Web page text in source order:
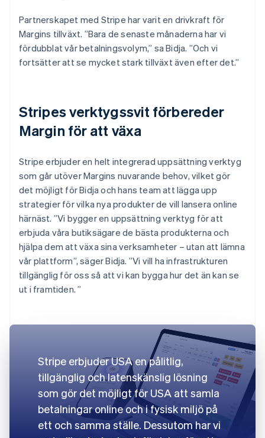
Partnerskapet med Stripe har varit en drivkraft för
Margins tillväxt. ”Bara de senaste månaderna har vi
fördubblat vår betalningsvolym,” sa Bidja. ”Och vi
fortsätter att se mycket stark tillväxt även efter det.”
Stripes verktygssvit förbereder
Margin för att växa
Stripe erbjuder en helt integrerad uppsättning verktyg
som går utöver Margins nuvarande behov, vilket gör
det möjligt för Bidja och hans team att lägga upp
strategier för vilka nya produkter de vill lansera online
härnäst. ”Vi bygger en uppsättning verktyg för att
erbjuda våra butiksägare de bästa produkterna och
hjälpa dem att växa sina verksamheter – utan att lämna
vår plattform”, säger Bidja. ”Vi vill ha infrastrukturen
tillgänglig för oss så att vi kan bygga hur det än kan se
ut i framtiden. ”
Stripe erbjuder USA en pålitlig,
tillgänglig och latenskänslig lösning
som gör det möjligt för USA att samla
betalningar online och i fysisk miljö på
ett och samma ställe. Dessutom har vi